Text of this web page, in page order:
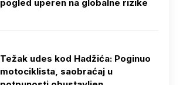
pogled uperen na globalne rizike
Težak udes kod Hadžića: Poginuo
motociklista, saobraćaj u